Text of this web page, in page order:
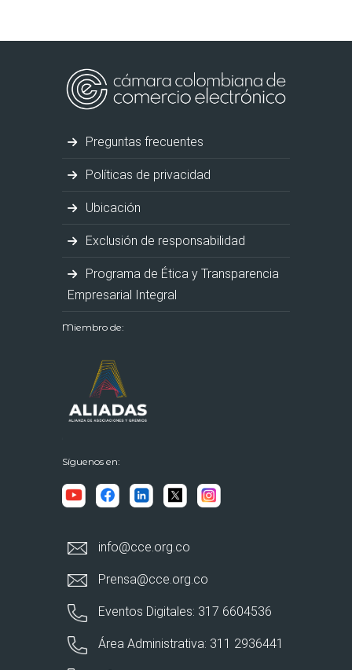
Preguntas frecuentes
Políticas de privacidad
Ubicación
Exclusión de responsabilidad
Programa de Ética y Transparencia
Empresarial Integral
Miembro de:
Síguenos en:
info@cce.org.co
Prensa@cce.org.co
Eventos Digitales: 317 6604536
Área Administrativa: 311 2936441